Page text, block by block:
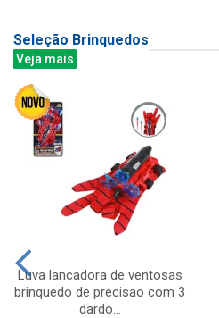
Seleção Brinquedos
Veja mais
Luva lancadora de ventosas
brinquedo de precisao com 3
dardo...